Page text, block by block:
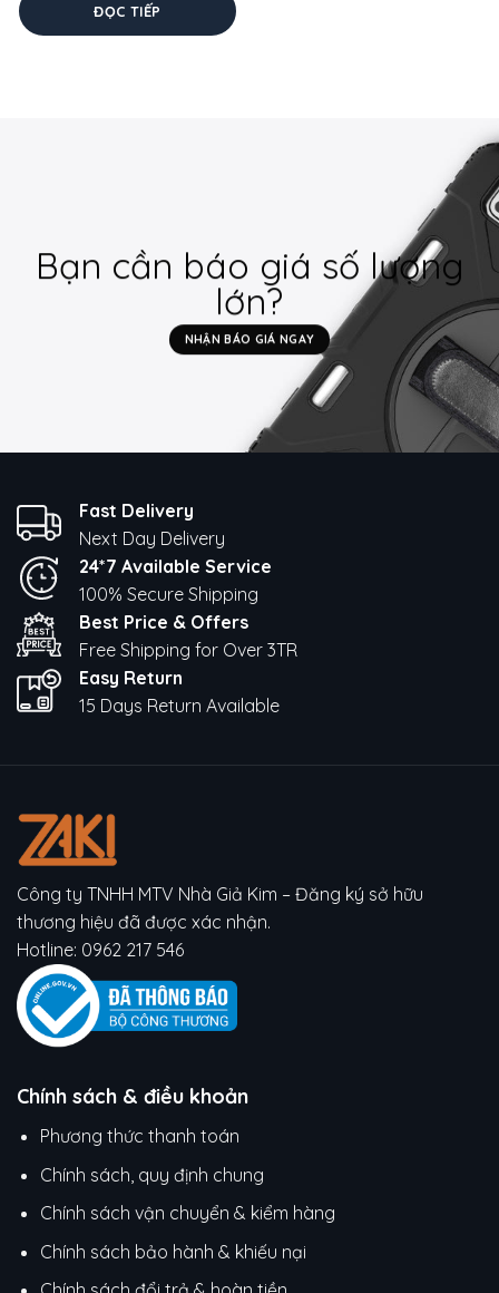
ĐỌC TIẾP
Bạn cần báo giá số lượng
lớn?
NHẬN BÁO GIÁ NGAY
Fast Delivery
Next Day Delivery
24*7 Available Service
100% Secure Shipping
Best Price & Offers
Free Shipping for Over 3TR
Easy Return
15 Days Return Available
Công ty TNHH MTV Nhà Giả Kim – Đăng ký sở hữu
thương hiệu đã được xác nhận.
Hotline: 0962 217 546
Chính sách & điều khoản
Phương thức thanh toán
Chính sách, quy định chung
Chính sách vận chuyển & kiểm hàng
Chính sách bảo hành & khiếu nại